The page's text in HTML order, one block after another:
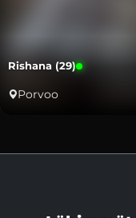
Rishana (29)
Porvoo